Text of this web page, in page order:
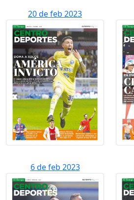
20 de feb 2023
6 de feb 2023